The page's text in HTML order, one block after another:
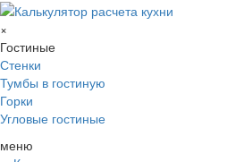
×
Гостиные
Стенки
Тумбы в гостиную
Горки
Угловые гостиные
меню